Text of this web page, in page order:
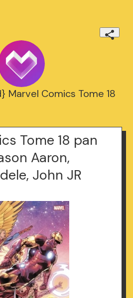
Marvel Comics Tome 18
Tome 18 pan
Aaron,
John JR